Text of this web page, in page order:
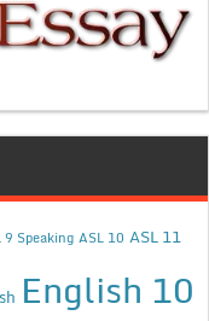
9 Speaking ASL 10 ASL 11
English 10